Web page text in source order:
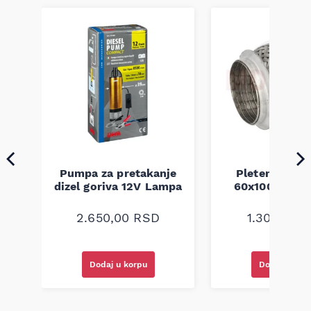
Pumpa za pretakanje
dizel goriva 12V Lampa
2.650,00 RSD
Dodaj u korpu
Pletenica
60x100
1.300,00
Dodaj u